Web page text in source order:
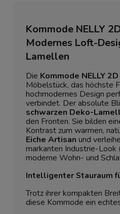
Kommode NELLY
Modernes Loft-
Lamellen
Die Kommode NELLY 2D
Möbelstück, das höchste
hochmodernes Design
verbindet. Der absolute
schwarzen Deko-
den Fronten. Sie bilden
Kontrast zum warmen,
Eiche Artisan und
markanten Industrie-
moderne Wohn- und
Intelligenter Stauraum
Trotz ihrer kompakten
diese Kommode ein